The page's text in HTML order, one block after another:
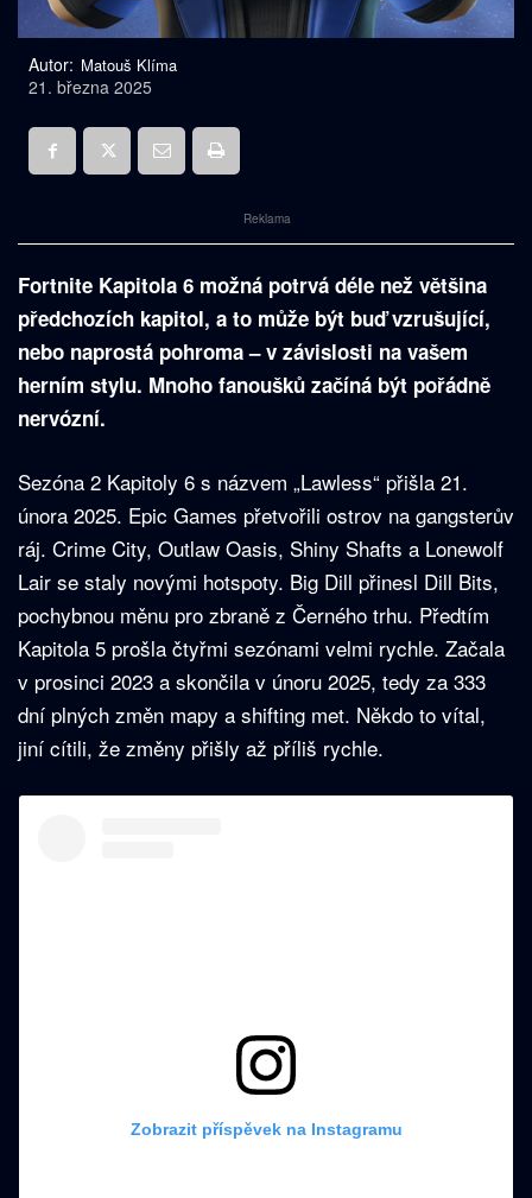
Autor: Matouš Klíma
21. března 2025
Reklama
Fortnite Kapitola 6 možná potrvá déle než většina
předchozích kapitol, a to může být buď vzrušující,
nebo naprostá pohroma – v závislosti na vašem
herním stylu. Mnoho fanoušků začíná být pořádně
nervózní.
Sezóna 2 Kapitoly 6 s názvem „Lawless“ přišla 21.
února 2025. Epic Games přetvořili ostrov na gangsterův
ráj. Crime City, Outlaw Oasis, Shiny Shafts a Lonewolf
Lair se staly novými hotspoty. Big Dill přinesl Dill Bits,
pochybnou měnu pro zbraně z Černého trhu. Předtím
Kapitola 5 prošla čtyřmi sezónami velmi rychle. Začala
v prosinci 2023 a skončila v únoru 2025, tedy za 333
dní plných změn mapy a shifting met. Někdo to vítal,
jiní cítili, že změny přišly až příliš rychle.
Zobrazit příspěvek na Instagramu